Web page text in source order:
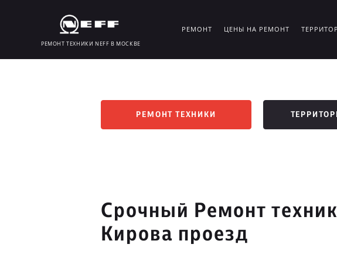
РЕМОНТ ТЕХНИКИ NEFF В МОСКВЕ
РЕМОНТ ЦЕНЫ НА РЕМОНТ
РЕМОНТ ТЕХНИКИ
Срочный Ремонт
Кирова проезд